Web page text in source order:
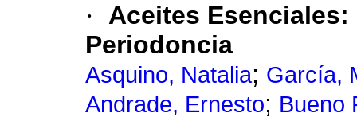
· Aceites Esenciales:
Periodoncia
Asquino, Natalia; García,
Andrade, Ernesto; Bueno